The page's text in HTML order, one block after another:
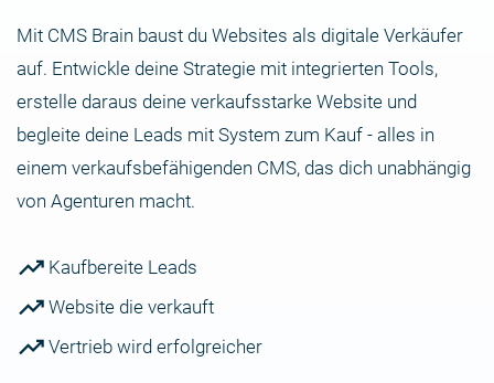
Mit CMS Brain baust du​ Websites als digitale​ Verkäufer
auf. Entwickle​ deine​ Strategie​ mit integrierten Tools,
erstelle daraus​ deine verkaufsstarke Website und
begleite deine Leads ​​mit System zum Kauf​ - alles in
einem ​verkaufsbefähigenden CMS, das dich unabhängig
von Agenturen macht.
trending_up Kaufbereite Leads
trending_up Website die verkauft
trending_up Vertrieb wird erfolgreicher